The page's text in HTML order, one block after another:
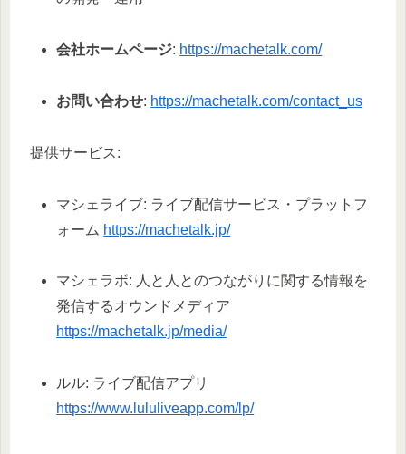
会社ホームページ: https://machetalk.com/
お問い合わせ: https://machetalk.com/contact_us
提供サービス:
マシェライブ: ライブ配信サービス・プラットフ
ォーム https://machetalk.jp/
マシェラボ: 人と人とのつながりに関する情報を
発信するオウンドメディア
https://machetalk.jp/media/
ルル: ライブ配信アプリ
https://www.lululiveapp.com/lp/